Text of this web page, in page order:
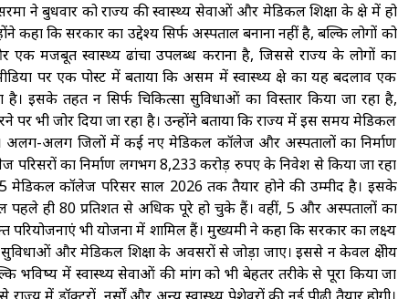
ने बुधवार को राज्य की स्वास्थ्य सेवाओं और मेडिकल शिक्षा के क्षेत्र में हो
कहा कि सरकार का उद्देश्य सिर्फ अस्पताल बनाना नहीं है, बल्कि लोगों को
मजबूत स्वास्थ्य ढांचा उपलब्ध कराना है, जिससे राज्य के लोगों का
पर एक पोस्ट में बताया कि असम में स्वास्थ्य क्षेत्र का यह बदलाव एक
है। इसके तहत न सिर्फ चिकित्सा सुविधाओं का विस्तार किया जा रहा है,
भी जोर दिया जा रहा है। उन्होंने बताया कि राज्य में इस समय मेडिकल
है। अलग-अलग जिलों में कई नए मेडिकल कॉलेज और अस्पतालों का निर्माण
का निर्माण लगभग 8,233 करोड़ रुपए के निवेश से किया जा रहा
कॉलेज परिसर साल 2026 तक तैयार होने की उम्मीद है। इसके
पहले ही 80 प्रतिशत से अधिक पूरे हो चुके हैं। वहीं, 5 और अस्पतालों का
परियोजनाएं भी योजना में शामिल हैं। मुख्यमंत्री ने कहा कि सरकार का लक्ष्य
और मेडिकल शिक्षा के अवसरों से जोड़ा जाए। इससे न केवल क्षेत्रीय
भविष्य में स्वास्थ्य सेवाओं की मांग को भी बेहतर तरीके से पूरा किया जा